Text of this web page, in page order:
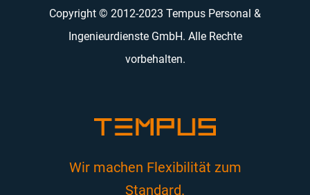
Copyright © 2012-2023 Tempus Personal &
Ingenieurdienste GmbH. Alle Rechte
vorbehalten.
Wir machen Flexibilität zum
Standard.